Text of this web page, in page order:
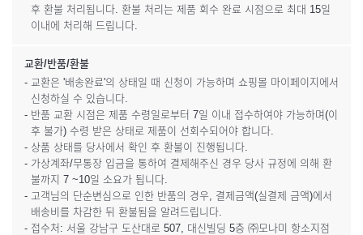
후 환불 처리됩니다. 환불 처리는 제품 회수 완료 시점으로 최대 15일
이내에 처리해 드립니다.
교환/반품/환불
- 교환은 '배송완료'의 상태일 때 신청이 가능하며 쇼핑몰 마이페이지에서
신청하실 수 있습니다.
- 반품 교환 시점은 제품 수령일로부터 7일 이내 접수하여야 가능하며(이
후 불가) 수령 받은 상태로 제품이 선회수되어야 합니다.
- 상품 상태를 당사에서 확인 후 환불이 진행됩니다.
- 가상계좌/무통장 입금을 통하여 결제해주신 경우 당사 규정에 의해 환
불까지 7 ~10일 소요가 됩니다.
- 고객님의 단순변심으로 인한 반품의 경우, 결제금액(실결제 금액)에서
배송비를 차감한 뒤 환불됨을 알려드립니다.
- 접수처: 서울 강남구 도산대로 507, 대신빌딩 5층 ㈜모나미 항소지점